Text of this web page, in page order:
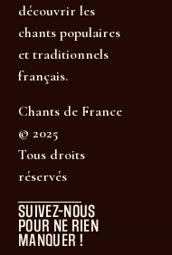
découvrir les
chants populaires
et traditionnels
français.
Chants de France
© 2025
Tous droits
réservés
SUIVEZ-NOUS
POUR NE RIEN
MANQUER !